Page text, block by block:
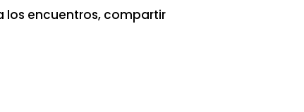
los encuentros, compartir